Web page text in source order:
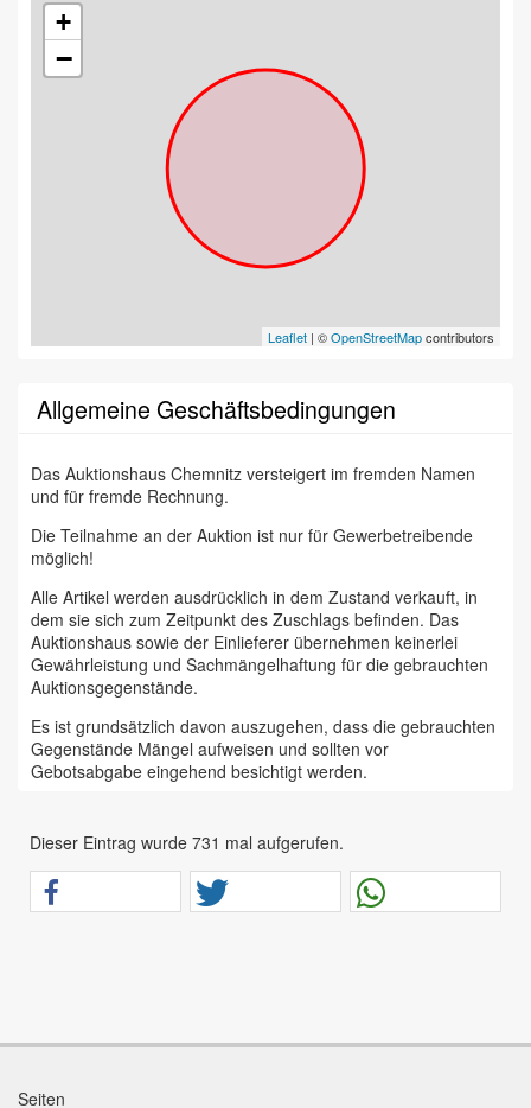
+
−
Leaflet | ©OpenStreetMapcontributors
Allgemeine Geschäftsbedingungen
Das Auktionshaus Chemnitz versteigert im fremden Namen
und für fremde Rechnung.
Die Teilnahme an der Auktion ist nur für Gewerbetreibende
möglich!
Alle Artikel werden ausdrücklich in dem Zustand verkauft, in
dem sie sich zum Zeitpunkt des Zuschlags befinden. Das
Auktionshaus sowie der Einlieferer übernehmen keinerlei
Gewährleistung und Sachmängelhaftung für die gebrauchten
Auktionsgegenstände.
Es ist grundsätzlich davon auszugehen, dass die gebrauchten
Gegenstände Mängel aufweisen und sollten vor
Gebotsabgabe eingehend besichtigt werden.
dass sämtliche zum Verkauf stehende Artikel ungeprüft sind.
Bei allen zum Verkauf stehenden Fahrzeugen und Maschinen
ist davon auszugehen, dass diese bereits einen nicht
unerheblichen Vorschaden erlitten haben.
Wir weisen eindringlich darauf hin, dass Gebote nur
einverstanden sind und diese bedingungslos akzeptieren.
Dieser Eintrag wurde 731 mal aufgerufen.
Seiten